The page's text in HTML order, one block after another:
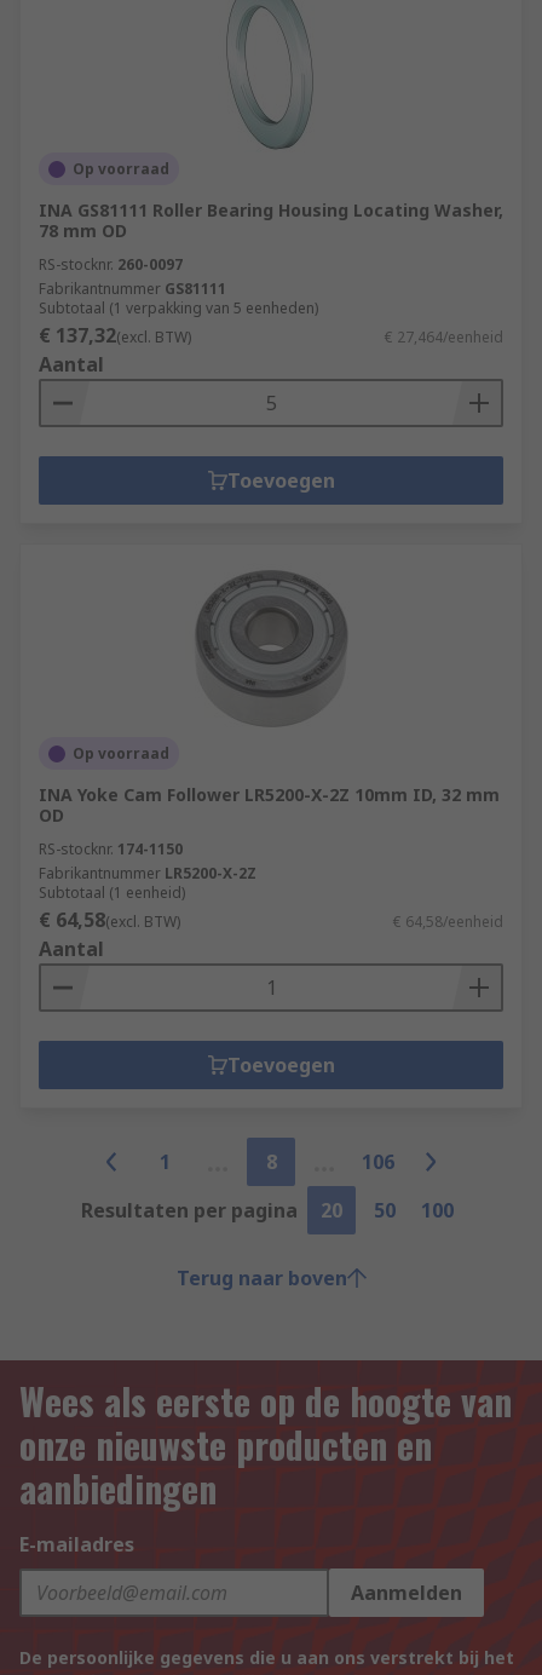
Op voorraad
INA GS81111 Roller Bearing Housing Locating Washer,
78 mm OD
RS-stocknr. 260-0097
Fabrikantnummer GS81111
Subtotaal (1 verpakking van 5 eenheden)
€ 137,32(excl. BTW) € 27,464/eenheid
Aantal
Toevoegen
Op voorraad
INA Yoke Cam Follower LR5200-X-2Z 10mm ID, 32 mm
OD
RS-stocknr. 174-1150
Fabrikantnummer LR5200-X-2Z
Subtotaal (1 eenheid)
€ 64,58(excl. BTW) € 64,58/eenheid
Aantal
Toevoegen
1 8
106
Resultaten per pagina
20 50 100
Terug naar boven
Wees als eerste op de hoogte van
onze nieuwste producten en
aanbiedingen
E-mailadres
Aanmelden
De persoonlijke gegevens die u aan ons verstrekt bij het